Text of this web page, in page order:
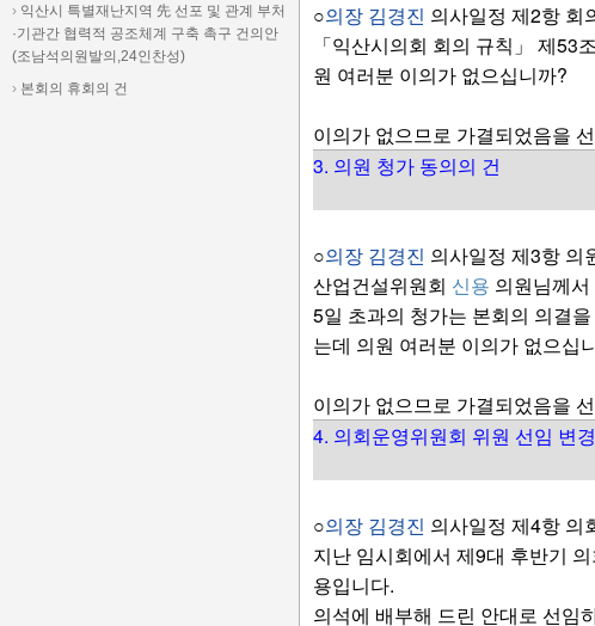
› 익산시 특별재난지역 先 선포 및 관계 부처
·기관간 협력적 공조체계 구축 촉구 건의안
(조남석의원발의,24인찬성)
› 본회의 휴회의 건
○의장 김경진 의사일정 제2항 회
「익산시의회 회의 규칙」 제53
원 여러분 이의가 없으십니까?
이의가 없으므로 가결되었음을
3. 의원 청가 동의의 건
○의장 김경진 의사일정 제3항 의
산업건설위원회 신용 의원님께
5일 초과의 청가는 본회의 의결
는데 의원 여러분 이의가 없으십
이의가 없으므로 가결되었음을
4. 의회운영위원회 위원 선임 변
○의장 김경진 의사일정 제4항 의
지난 임시회에서 제9대 후반기
용입니다.
의석에 배부해 드린 안대로 선임